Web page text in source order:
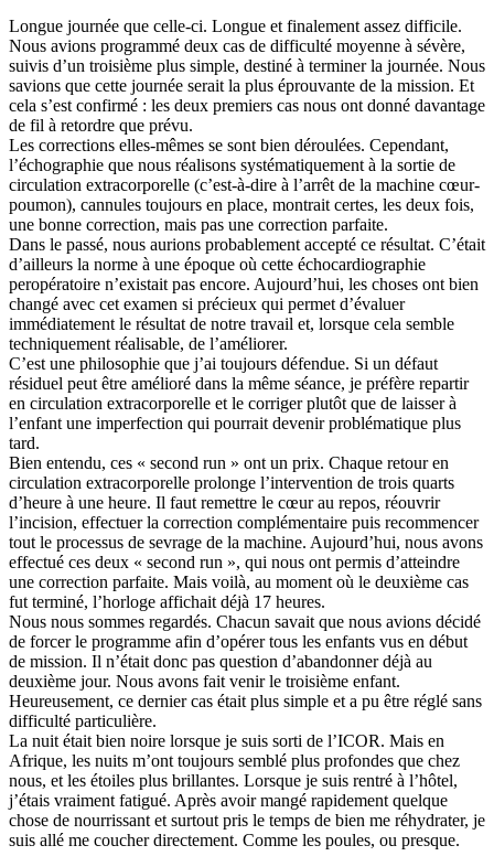
Longue journée que celle-ci. Longue et finalement assez difficile.
Nous avions programmé deux cas de difficulté moyenne à sévère,
suivis d’un troisième plus simple, destiné à terminer la journée. Nous
savions que cette journée serait la plus éprouvante de la mission. Et
cela s’est confirmé : les deux premiers cas nous ont donné davantage
de fil à retordre que prévu.
Les corrections elles-mêmes se sont bien déroulées. Cependant,
l’échographie que nous réalisons systématiquement à la sortie de
circulation extracorporelle (c’est-à-dire à l’arrêt de la machine cœur-
poumon), cannules toujours en place, montrait certes, les deux fois,
une bonne correction, mais pas une correction parfaite.
Dans le passé, nous aurions probablement accepté ce résultat. C’était
d’ailleurs la norme à une époque où cette échocardiographie
peropératoire n’existait pas encore. Aujourd’hui, les choses ont bien
changé avec cet examen si précieux qui permet d’évaluer
immédiatement le résultat de notre travail et, lorsque cela semble
techniquement réalisable, de l’améliorer.
C’est une philosophie que j’ai toujours défendue. Si un défaut
résiduel peut être amélioré dans la même séance, je préfère repartir
en circulation extracorporelle et le corriger plutôt que de laisser à
l’enfant une imperfection qui pourrait devenir problématique plus
tard.
Bien entendu, ces « second run » ont un prix. Chaque retour en
circulation extracorporelle prolonge l’intervention de trois quarts
d’heure à une heure. Il faut remettre le cœur au repos, réouvrir
l’incision, effectuer la correction complémentaire puis recommencer
tout le processus de sevrage de la machine. Aujourd’hui, nous avons
effectué ces deux « second run », qui nous ont permis d’atteindre
une correction parfaite. Mais voilà, au moment où le deuxième cas
fut terminé, l’horloge affichait déjà 17 heures.
Nous nous sommes regardés. Chacun savait que nous avions décidé
de forcer le programme afin d’opérer tous les enfants vus en début
de mission. Il n’était donc pas question d’abandonner déjà au
deuxième jour. Nous avons fait venir le troisième enfant.
Heureusement, ce dernier cas était plus simple et a pu être réglé sans
difficulté particulière.
La nuit était bien noire lorsque je suis sorti de l’ICOR. Mais en
Afrique, les nuits m’ont toujours semblé plus profondes que chez
nous, et les étoiles plus brillantes. Lorsque je suis rentré à l’hôtel,
j’étais vraiment fatigué. Après avoir mangé rapidement quelque
chose de nourrissant et surtout pris le temps de bien me réhydrater, je
suis allé me coucher directement. Comme les poules, ou presque.